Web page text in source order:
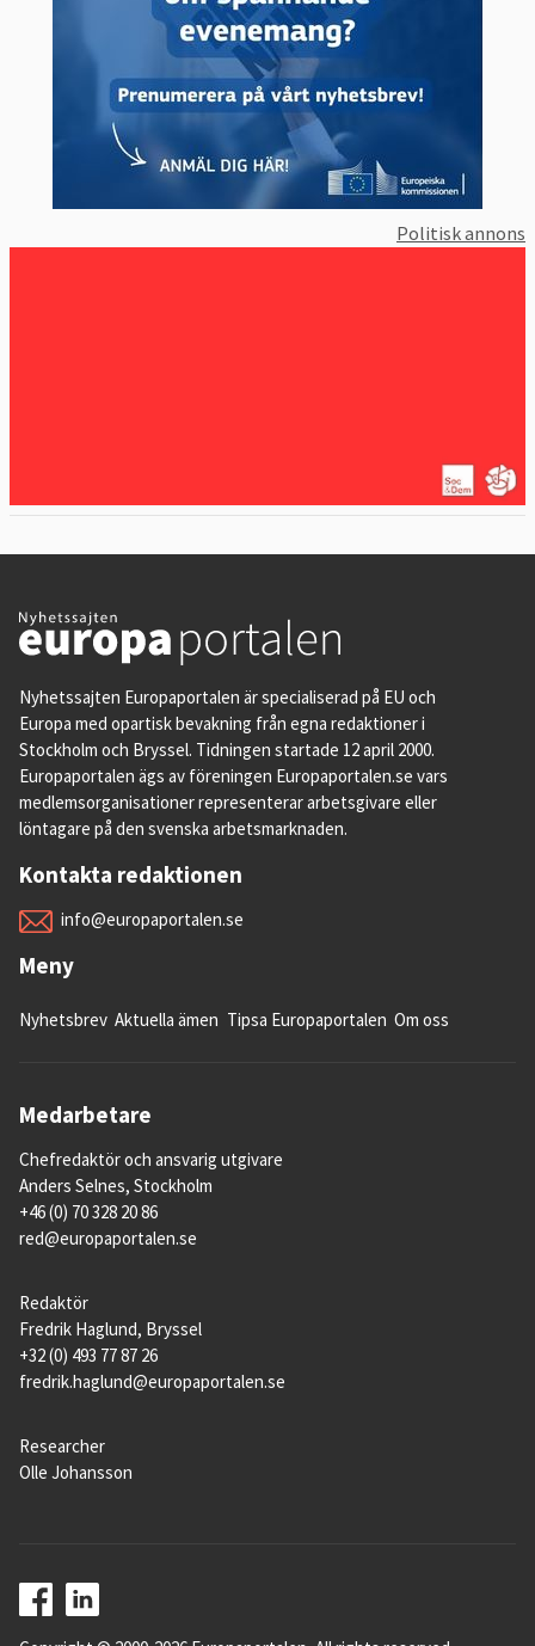
Politisk annons
Nyhetssajten Europaportalen är specialiserad på EU och
Europa med opartisk bevakning från egna redaktioner i
Stockholm och Bryssel. Tidningen startade 12 april 2000.
Europaportalen ägs av föreningen Europaportalen.se vars
medlemsorganisationer representerar arbetsgivare eller
löntagare på den svenska arbetsmarknaden.
Kontakta redaktionen
info@europaportalen.se
Meny
Nyhetsbrev Aktuella ämen Tipsa Europaportalen Om oss
Medarbetare
Chefredaktör och ansvarig utgivare
Anders Selnes, Stockholm
+46 (0) 70 328 20 86
red@europaportalen.se
Redaktör
Fredrik Haglund, Bryssel
+32 (0) 493 77 87 26
fredrik.haglund@europaportalen.se
Researcher
Olle Johansson